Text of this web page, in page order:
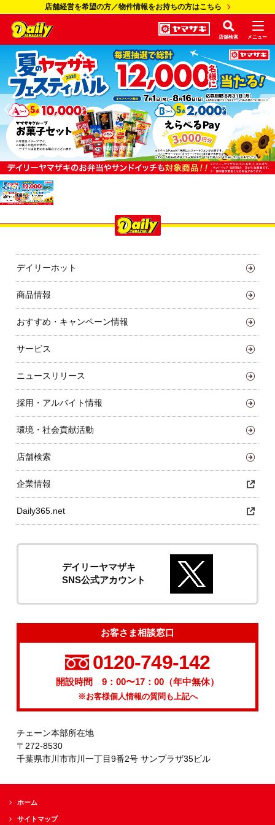
メニュー
店舗経営を希望の方／物件情報をお持ちの方はこちら
店舗検索
デイリーホット
商品情報
おすすめ・キャンペーン情報
サービス
ニュースリリース
採用・アルバイト情報
環境・社会貢献活動
店舗検索
企業情報
Daily365.net
デイリーヤマザキ
SNS公式アカウント
お客さま相談窓口
0120-749-142
開設時間 9：00〜17：00（年中無休）
※お客様個人情報の質問も上記へ
チェーン本部所在地
〒272-8530
千葉県市川市市川一丁目9番2号 サンプラザ35ビル
ホーム
サイトマップ